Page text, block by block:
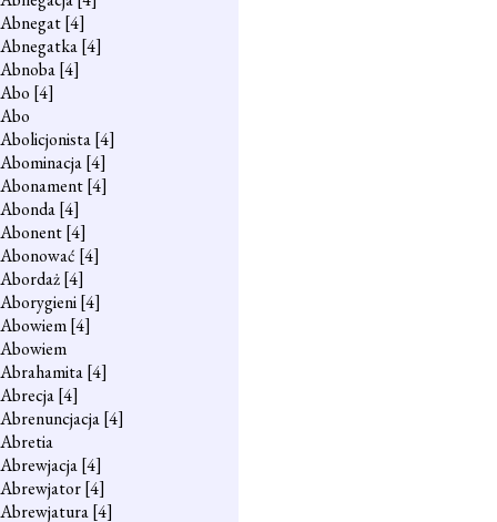
Abnegat[4]
Abnegatka[4]
Abnoba[4]
Abo [4]
Abo
Abolicjonista[4]
Abominacja[4]
Abonament[4]
Abonda[4]
Abonent[4]
Abonować [4]
Abordaż[4]
Aborygieni[4]
Abowiem[4]
Abowiem
Abrahamita[4]
Abrecja[4]
Abrenuncjacja[4]
Abretia
Abrewjacja[4]
Abrewjator[4]
Abrewjatura[4]